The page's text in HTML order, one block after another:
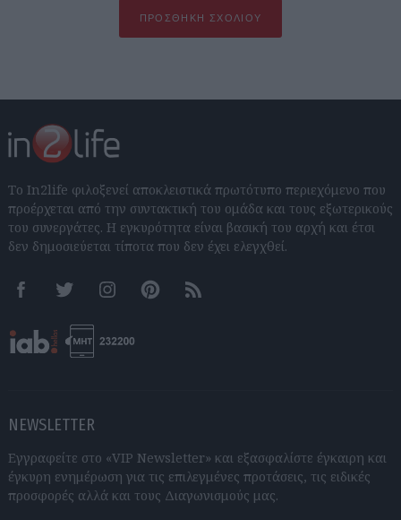
ΠΡΟΣΘΉΚΗ ΣΧΟΛΊΟΥ
Το In2life φιλοξενεί αποκλειστικά πρωτότυπο περιεχόμενο που
προέρχεται από την συντακτική του ομάδα και τους εξωτερικούς
του συνεργάτες. Η εγκυρότητα είναι βασική του αρχή και έτσι
δεν δημοσιεύεται τίποτα που δεν έχει ελεγχθεί.
FacebookTwitter InstagramPinterestRSS feeds
NEWSLETTER
Εγγραφείτε στο «VIP Newsletter» και εξασφαλίστε έγκαιρη και
έγκυρη ενημέρωση για τις επιλεγμένες προτάσεις, τις ειδικές
προσφορές αλλά και τους Διαγωνισμούς μας.